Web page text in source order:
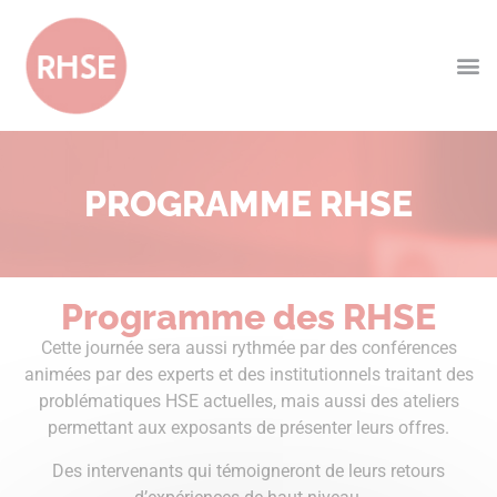
PROGRAMME RHSE
Programme des RHSE
Cette journée sera aussi rythmée par des conférences
animées par des experts et des institutionnels traitant des
problématiques HSE actuelles, mais aussi des ateliers
permettant aux exposants de présenter leurs offres.
Des intervenants qui témoigneront de leurs retours